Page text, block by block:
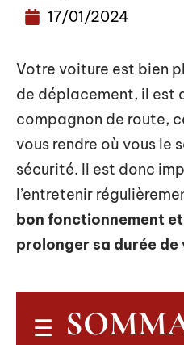
17/01/2024
Votre voiture est bien
de déplacement, il est
compagnon de route,
vous rendre où vous le
sécurité. Il est donc
l’entretenir
bon fonctionnement
prolonger sa durée de